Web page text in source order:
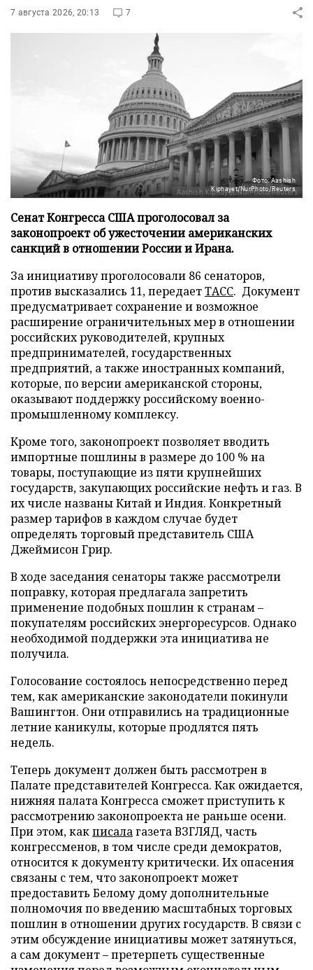
7 августа 2026, 20:13 7
Фото: Aashish
Kiphayet/NurPhoto/Reuters
Сенат Конгресса США проголосовал за
законопроект об ужесточении американских
санкций в отношении России и Ирана.
За инициативу проголосовали 86 сенаторов,
против высказались 11, передаетТАСС. Документ
предусматривает сохранение и возможное
расширение ограничительных мер в отношении
российских руководителей, крупных
предпринимателей, государственных
предприятий, а также иностранных компаний,
которые, по версии американской стороны,
оказывают поддержку российскому военно-
промышленному комплексу.
Кроме того, законопроект позволяет вводить
импортные пошлины в размере до 100 % на
товары, поступающие из пяти крупнейших
государств, закупающих российские нефть и газ. В
их числе названы Китай и Индия. Конкретный
размер тарифов в каждом случае будет
определять торговый представитель США
Джеймисон Грир.
В ходе заседания сенаторы также рассмотрели
поправку, которая предлагала запретить
применение подобных пошлин к странам –
покупателям российских энергоресурсов. Однако
необходимой поддержки эта инициатива не
получила.
Голосование состоялось непосредственно перед
тем, как американские законодатели покинули
Вашингтон. Они отправились на традиционные
летние каникулы, которые продлятся пять
недель.
Теперь документ должен быть рассмотрен в
Палате представителей Конгресса. Как ожидается,
нижняя палата Конгресса сможет приступить к
рассмотрению законопроекта не раньше осени.
При этом, какписалагазета ВЗГЛЯД, часть
конгрессменов, в том числе среди демократов,
относится к документу критически. Их опасения
связаны с тем, что законопроект может
предоставить Белому дому дополнительные
полномочия по введению масштабных торговых
пошлин в отношении других государств. В связи с
этим обсуждение инициативы может затянуться,
а сам документ – претерпеть существенные